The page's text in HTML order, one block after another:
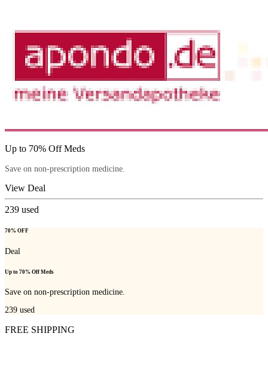
Up to 70% Off Meds
Save on non-prescription medicine.
View Deal
239 used
70% OFF
Deal
Up to 70% Off Meds
Save on non-prescription medicine.
239 used
FREE SHIPPING